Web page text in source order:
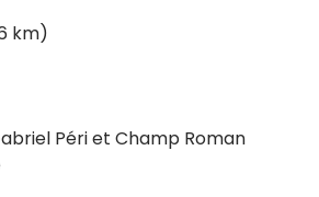
km)
Péri et Champ Roman